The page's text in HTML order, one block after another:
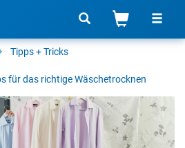
Tipps + Tricks
für das richtige Wäschetrocknen